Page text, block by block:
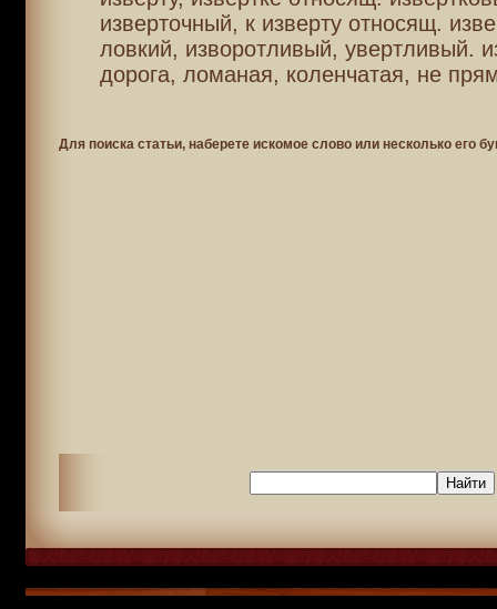
изверточный, к изверту относящ.
ловкий, изворотливый, увертливый.
дорога, ломаная, коленчатая, не
Для поиска статьи, наберете искомое слово или несколько его